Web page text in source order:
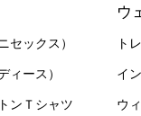
ウ
セックス）
ィース）
ンＴシャツ
ト
イ
ウ